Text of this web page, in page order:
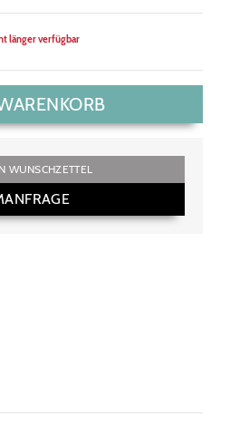
länger verfügbar
WUNSCHZETTEL